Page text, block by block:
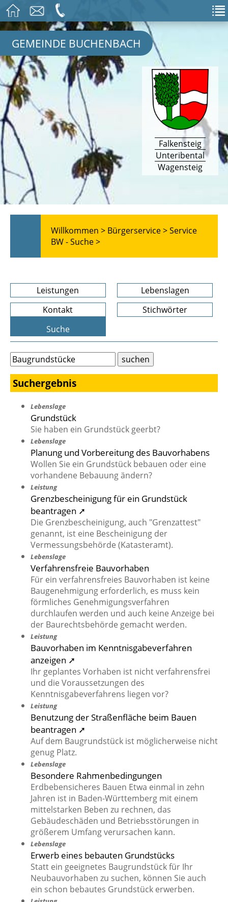
GEMEINDE BUCHENBACH
Falkensteig
Unteribental
Wagensteig
Willkommen > Bürgerservice >Service
BW - Suche >
Leistungen
Lebenslagen
Kontakt
Stichwörter
Suche
Suchergebnis
Lebenslage
Grundstück
Sie haben ein Grundstück geerbt?
Lebenslage
Planung und Vorbereitung des Bauvorhabens
Wollen Sie ein Grundstück bebauen oder eine
vorhandene Bebauung ändern?
Leistung
Grenzbescheinigung für ein Grundstück
beantragen ➚
Die Grenzbescheinigung, auch "Grenzattest"
genannt, ist eine Bescheinigung der
Vermessungsbehörde (Katasteramt).
Lebenslage
Verfahrensfreie Bauvorhaben
Für ein verfahrensfreies Bauvorhaben ist keine
Baugenehmigung erforderlich, es muss kein
förmliches Genehmigungsverfahren
durchlaufen werden und auch keine Anzeige bei
der Baurechtsbehörde gemacht werden.
Leistung
Bauvorhaben im Kenntnisgabeverfahren
anzeigen ➚
Ihr geplantes Vorhaben ist nicht verfahrensfrei
und die Voraussetzungen des
Kenntnisgabeverfahrens liegen vor?
Leistung
Benutzung der Straßenfläche beim Bauen
beantragen ➚
Auf dem Baugrundstück ist möglicherweise nicht
genug Platz.
Lebenslage
Besondere Rahmenbedingungen
Erdbebensicheres Bauen Etwa einmal in zehn
Jahren ist in Baden-Württemberg mit einem
mittelstarken Beben zu rechnen, das
Gebäudeschäden und Betriebsstörungen in
größerem Umfang verursachen kann.
Lebenslage
Erwerb eines bebauten Grundstücks
Statt ein geeignetes Baugrundstück für Ihr
Neubauvorhaben zu suchen, können Sie auch
ein schon bebautes Grundstück erwerben.